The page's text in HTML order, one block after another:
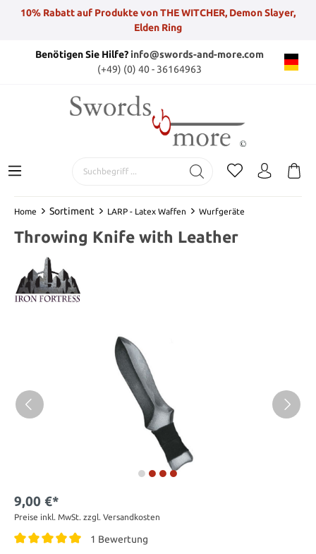
10% Rabatt auf Produkte von THE WITCHER, Demon Slayer,
Elden Ring
Benötigen Sie Hilfe?info@swords-and-more.com
(+49) (0) 40 - 36164963
Home Sortiment LARP - Latex Waffen Wurfgeräte
Throwing Knife with Leather
9,00 €*
Preise inkl. MwSt. zzgl. Versandkosten
1 Bewertung